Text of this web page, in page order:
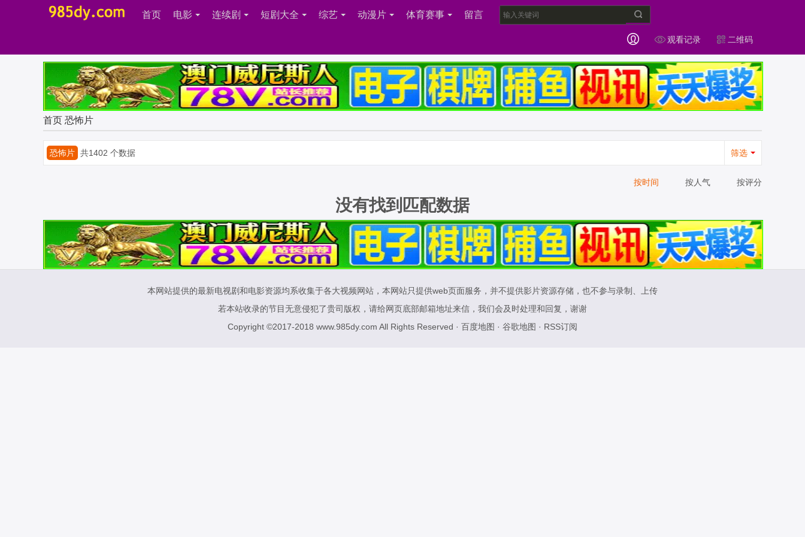
首页 电影 连续剧 短剧大全 综艺 动漫片 体育赛事 留言
二维码
观看记录
首页 恐怖片
恐怖片 共1402 个数据 筛选
按时间 按人气 按评分
没有找到匹配数据
本网站提供的最新电视剧和电影资源均系收集于各大视频网站，本网站只提供web页面服务，并不提供影片资源存储，也不参与录制、上传
若本站收录的节目无意侵犯了贵司版权，请给网页底部邮箱地址来信，我们会及时处理和回复，谢谢
Copyright ©2017-2018 www.985dy.com All Rights Reserved · 百度地图 · 谷歌地图 · RSS订阅